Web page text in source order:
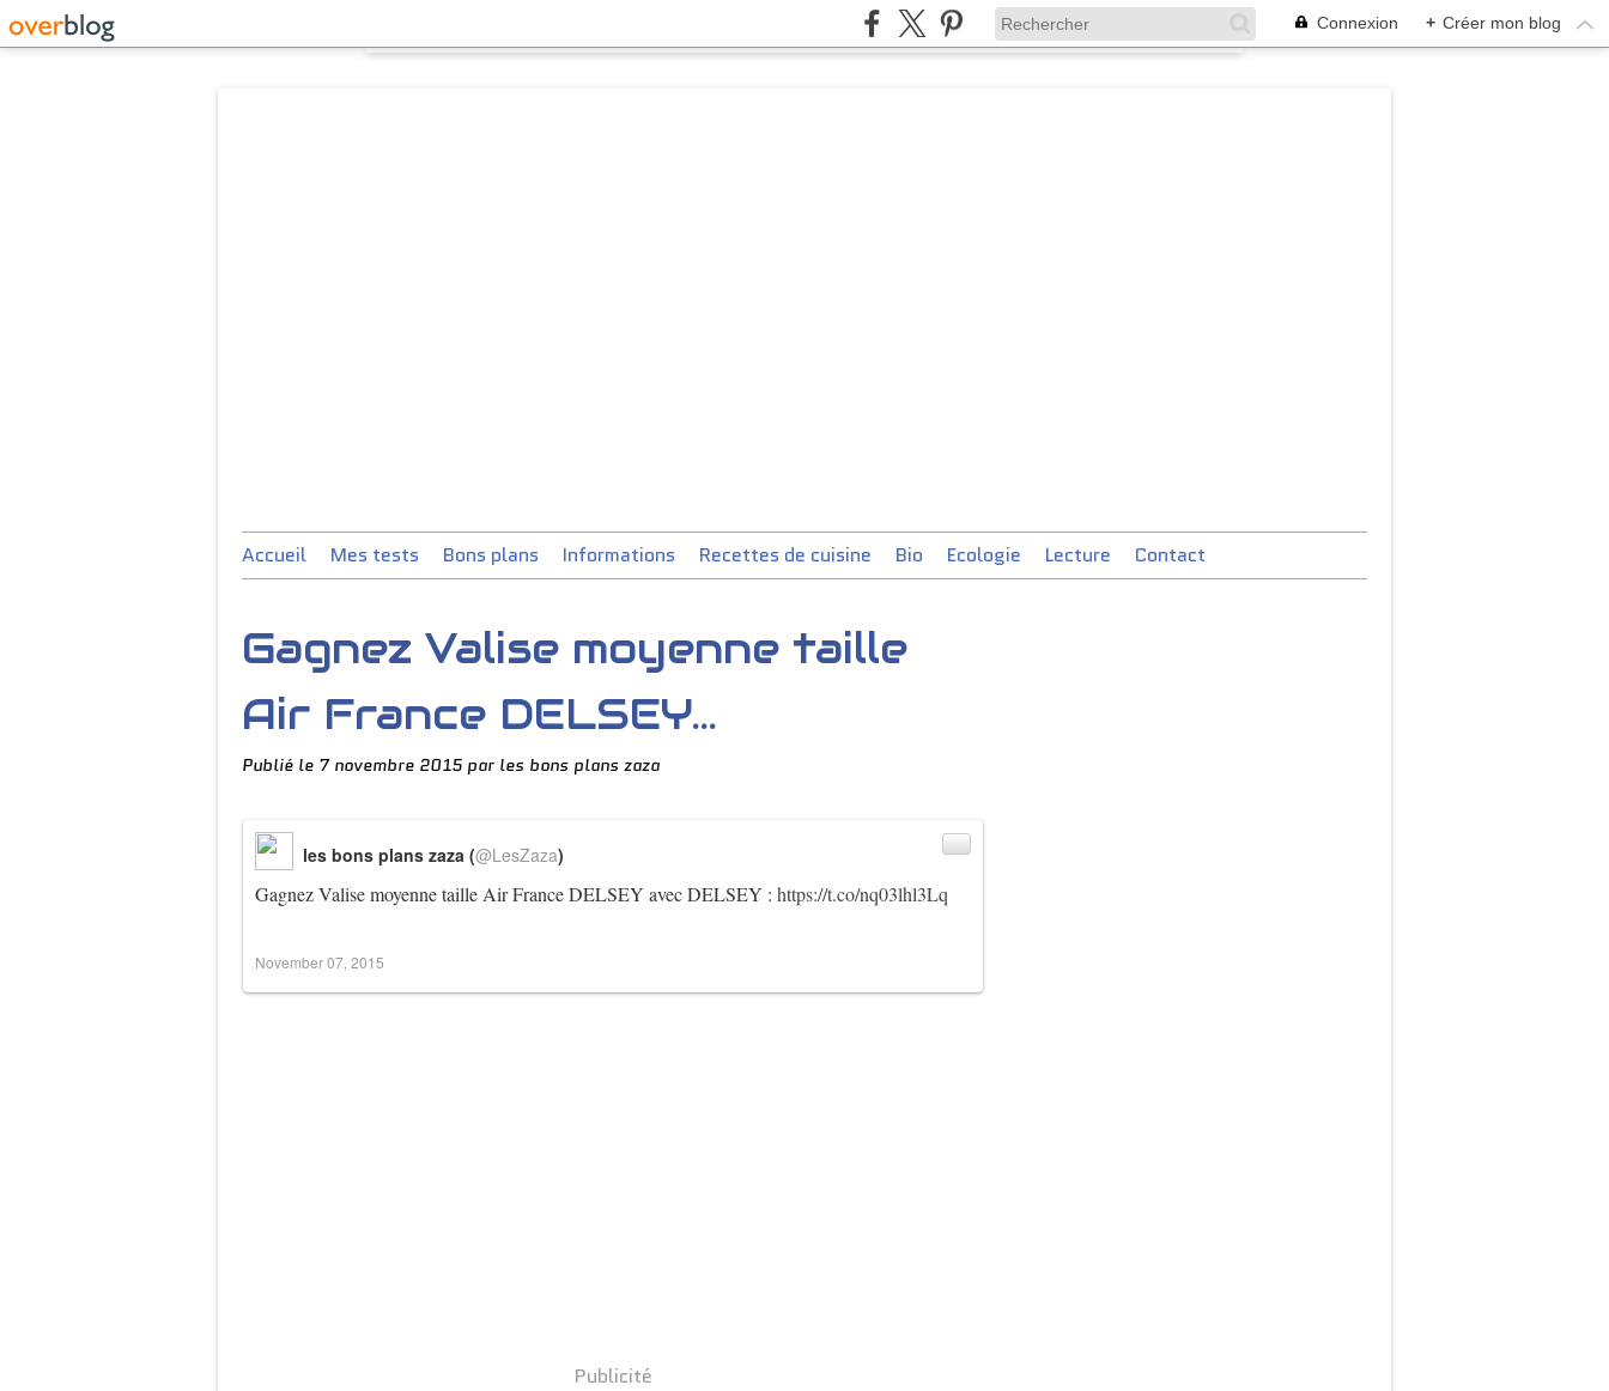
Connexion + Créer mon blog
Accueil Mes tests Bons plans Informations Recettes de cuisine Bio Ecologie Lecture Contact
Gagnez Valise moyenne taille
Air France DELSEY...
Publié le 7 novembre 2015 par les bons plans zaza
Gagnez Valise moyenne taille Air France DELSEY avec DELSEY : https://t.co/nq03lhl3Lq
les bons plans zaza (@LesZaza)
November 07, 2015
Publicité